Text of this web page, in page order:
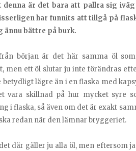
denna är det bara att pallra sig
har funnits att tillgå på
ännu bättre på burk.
början är det här samma öl
men ett öl slutar ju inte förändras
betydligt lägre än i en flaska med
vara skillnad på hur mycket syre
i flaska, så även om det är exakt
redan när den lämnar bryggeriet.
där gäller ju alla öl, men eftersom